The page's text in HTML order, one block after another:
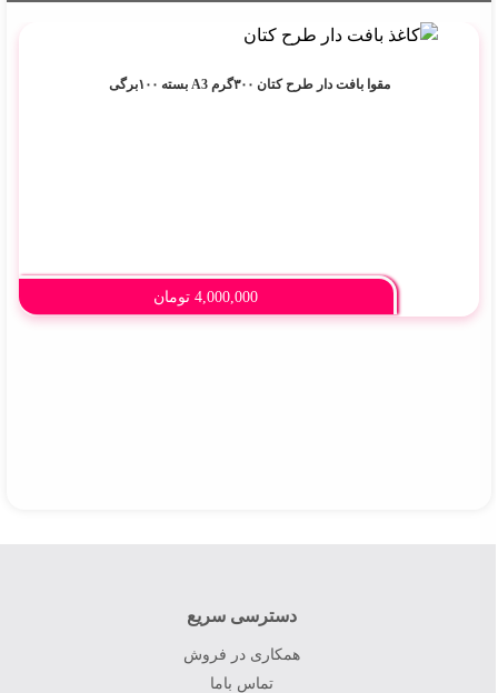
مقوا بافت دار طرح کتان ۳۰۰گرم A3 بسته ۱۰۰برگی
4,000,000 تومان
دسترسی سریع
همکاری در فروش
تماس باما